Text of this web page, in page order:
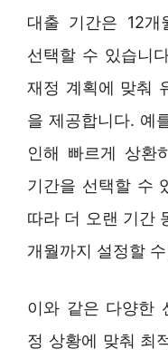
대출 기간은 12개
선택할 수 있습니
재정 계획에 맞춰
을 제공합니다. 예
인해 빠르게 상환
기간을 선택할 수
따라 더 오랜 기간
개월까지 설정할
이와 같은 다양한
정 상황에 맞춰 최